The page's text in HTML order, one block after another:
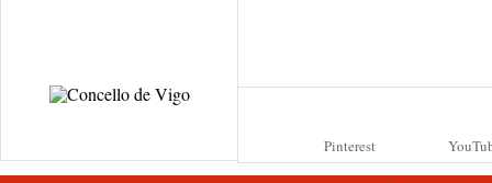
Pinterest